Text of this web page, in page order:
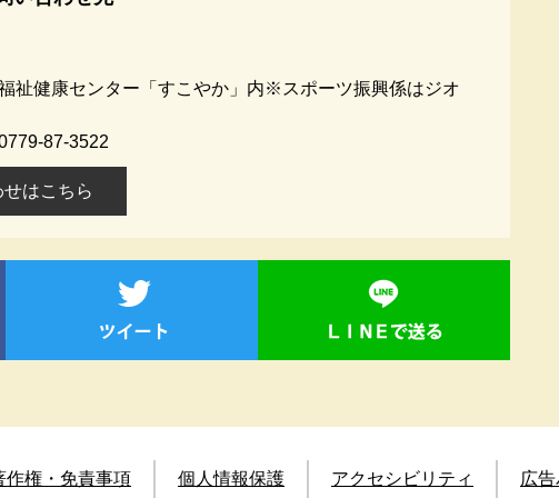
祉健康センター「すこやか」内※スポーツ振興係はジオ
87-3522
はこちら
作権・免責事項 個人情報保護 アクセシビリティ 広